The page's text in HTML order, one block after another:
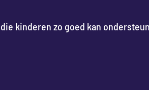
kinderen zo goed kan